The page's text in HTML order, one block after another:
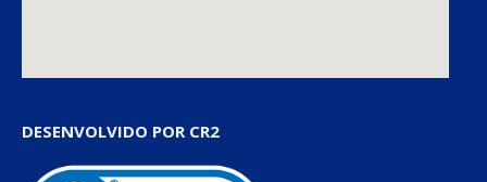
DESENVOLVIDO POR CR2